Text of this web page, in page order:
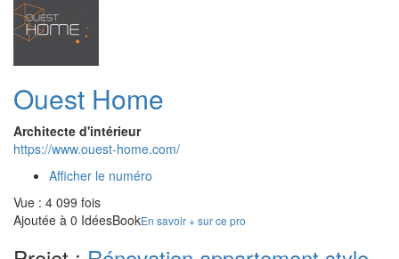
Ouest Home
Architecte d'intérieur
https://www.ouest-home.com/
Afficher le numéro
Vue : 4 099 fois
Ajoutée à 0 IdéesBookEn savoir + sur ce pro